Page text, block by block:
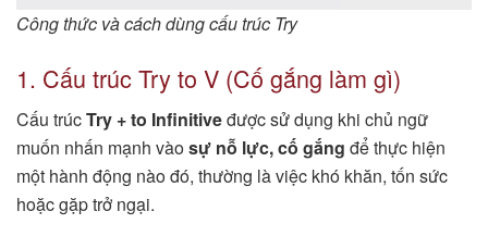
Công thức và cách dùng cấu trúc Try
1. Cấu trúc Try to V (Cố gắng làm gì)
Cấu trúcTry + to Infinitiveđược sử dụng khi chủ ngữ
muốn nhấn mạnh vàosự nỗ lực, cố gắng để thực hiện
một hành động nào đó, thường là việc khó khăn, tốn sức
hoặc gặp trở ngại.